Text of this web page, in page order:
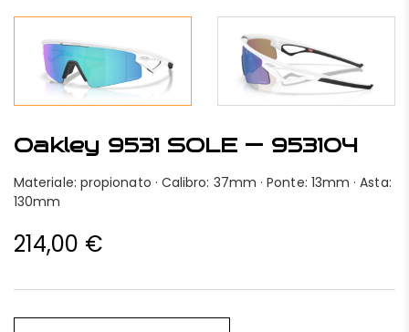
Oakley 9531 SOLE — 953104
Materiale: propionato · Calibro: 37mm · Ponte: 13mm · Asta:
130mm
214,00 €